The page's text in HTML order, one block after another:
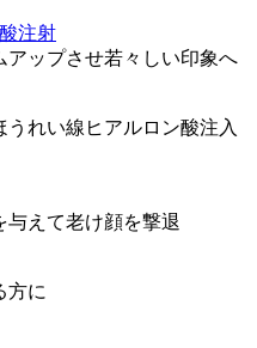
注射
アップさせ若々しい印象へ
れい線ヒアルロン酸注入
与えて老け顔を撃退
方に